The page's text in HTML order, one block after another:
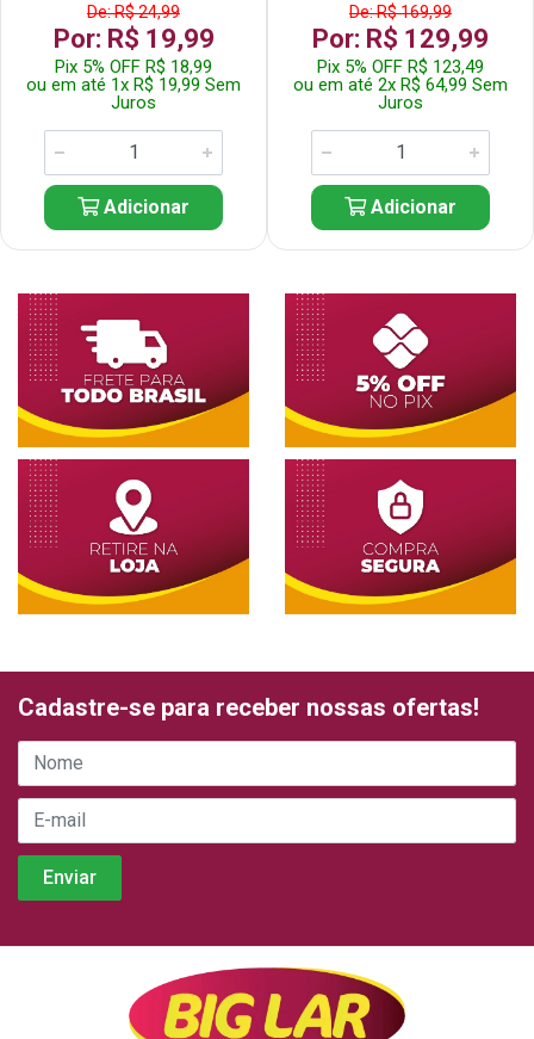
De: R$ 24,99
Por: R$ 19,99
Pix 5% OFF R$ 18,99
ou em até 1x R$ 19,99 Sem
Juros
Adicionar
De: R$ 169,99
Por: R$ 129,99
Pix 5% OFF R$ 123,49
ou em até 2x R$ 64,99 Sem
Juros
Adicionar
Cadastre-se para receber nossas ofertas!